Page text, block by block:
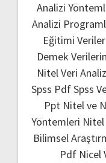
Analizi
Analizi
Eğitimi
Demek
Nitel Veri
Spss PdfSpss
Ppt Nitel ve
Yöntemleri
Bilimsel
Pdf Nicel